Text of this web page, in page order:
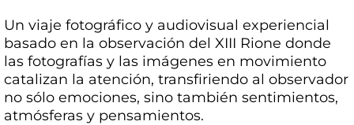
Un viaje fotográfico y audiovisual experiencial
basado en la observación del XIII Rione donde
las fotografías y las imágenes en movimiento
catalizan la atención, transfiriendo al observador
no sólo emociones, sino también sentimientos,
atmósferas y pensamientos.